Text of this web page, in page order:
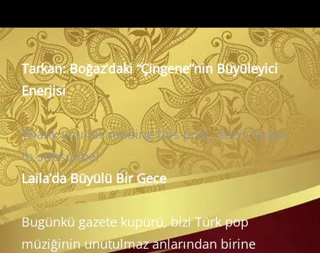
Tarkan: Boğaz’daki “Çingene”nin Büyüleyici
Enerjisi
Thank you for reading this post, don't forget
to subscribe!
Laila’da Büyülü Bir Gece
Bugünkü gazete kupürü, bizi Türk pop
müziğinin unutulmaz anlarından birine